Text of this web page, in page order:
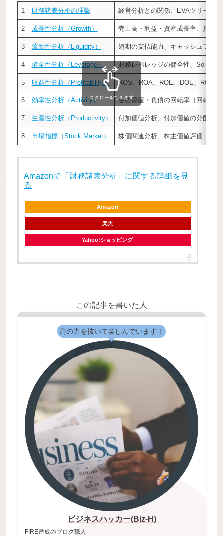
1 財務諸表分析の理論 経営分析との関係、EVAツリー
2 成長性分析（Growth） 売上高・利益・資産成長率、持続
3 流動性分析（Liquidity） 短期の支払能力、キャッシュフロ
4 健全性分析（Leverage） 財務レバレッジの健全性、
5 収益性分析（Profitability） ROS、ROA、ROE、DOE、ROIC
6 効率性分析（Activity） 各種資産・負債の回転率（回転日
7 生産性分析（Productivity） 付加価値分析、付加価値の分配
8 市場指標（Stock Market） 株価関連分析、株主価値評価
スクロールできます
Amazonで「財務諸表分析」に関する詳細を見
る
Amazon
楽天
Yahoo!ショッピング
この記事を書いた人
肩の力を抜いて楽しんでいます！
ビジネスハッカー(Biz-H)
FIRE達成のブログ職人